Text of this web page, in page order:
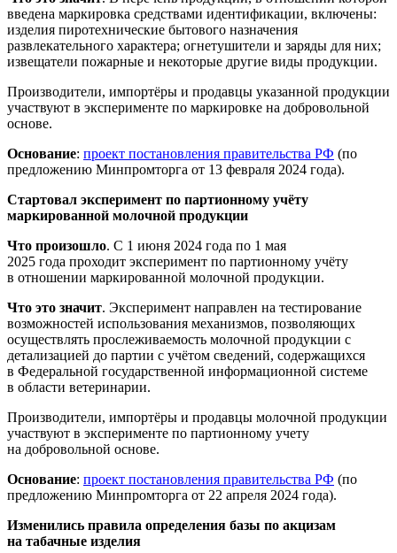
введена маркировка средствами идентификации, включены:
изделия пиротехнические бытового назначения
развлекательного характера; огнетушители и заряды для них;
извещатели пожарные и некоторые другие виды продукции.
Производители, импортёры и продавцы указанной продукции
участвуют в эксперименте по маркировке на добровольной
основе.
Основание: проект постановления правительства РФ (по
предложению Минпромторга от 13 февраля 2024 года).
Стартовал эксперимент по партионному учёту
маркированной молочной продукции
Что произошло. С 1 июня 2024 года по 1 мая
2025 года проходит эксперимент по партионному учёту
в отношении маркированной молочной продукции.
Что это значит. Эксперимент направлен на тестирование
возможностей использования механизмов, позволяющих
осуществлять прослеживаемость молочной продукции ‎с
детализацией до партии с учётом сведений, содержащихся
в Федеральной государственной информационной системе
в области ветеринарии.
Производители, импортёры и продавцы молочной продукции
участвуют в эксперименте по партионному учету
на добровольной основе. ‎
Основание: проект постановления правительства РФ (по
предложению Минпромторга от 22 апреля 2024 года).
Изменились правила определения базы по акцизам
на табачные изделия